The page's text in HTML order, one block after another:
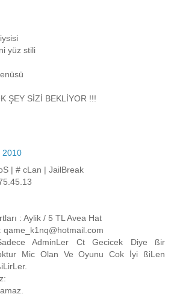
yüz stili
ŞEY SİZİ BEKLİYOR !!!
2010
| # cLan | JailBreak
: Aylik / 5 TL Avea Hat
qame_k1nq@hotmail.com
AdminLer Ct Gecicek Diye ßir
Mic Olan Ve Oyunu Cok İyi ßiLen